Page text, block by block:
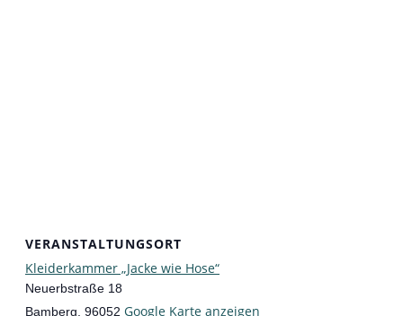
VERANSTALTUNGSORT
Kleiderkammer „Jacke wie Hose“
Neuerbstraße 18
Bamberg 96052 Google Karte anzeigen